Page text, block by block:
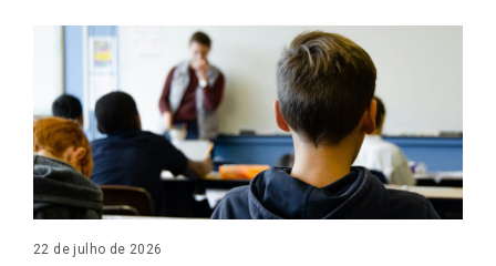
22 de julho de 2026